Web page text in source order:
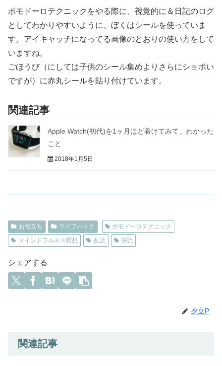
ポモドーロテクニックをやる際に、視覚的に＆日記のログ
としてわかりやすいように、ぼくはシールを使っていま
す。アイキャッチになってる画像のとおりの使い方をして
いますね。
ごほうび（にしては子供のシール集めよりさらにショボい
ですが）に赤丸シールを貼り付けています。
関連記事
Apple Watch(初代)を1ヶ月ほど着けてみて、わかった
こと
2018年1月5日
お役立ち ライフハック
ポモドーロテクニック
マインドフルネス瞑想
乱読 併読
シェアする
夕立P
関連記事